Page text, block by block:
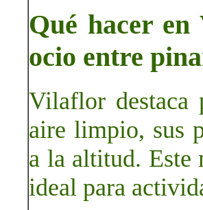
Qué hacer
ocio entre
Vilaflor destaca
aire limpio, sus
a la altitud.
ideal para